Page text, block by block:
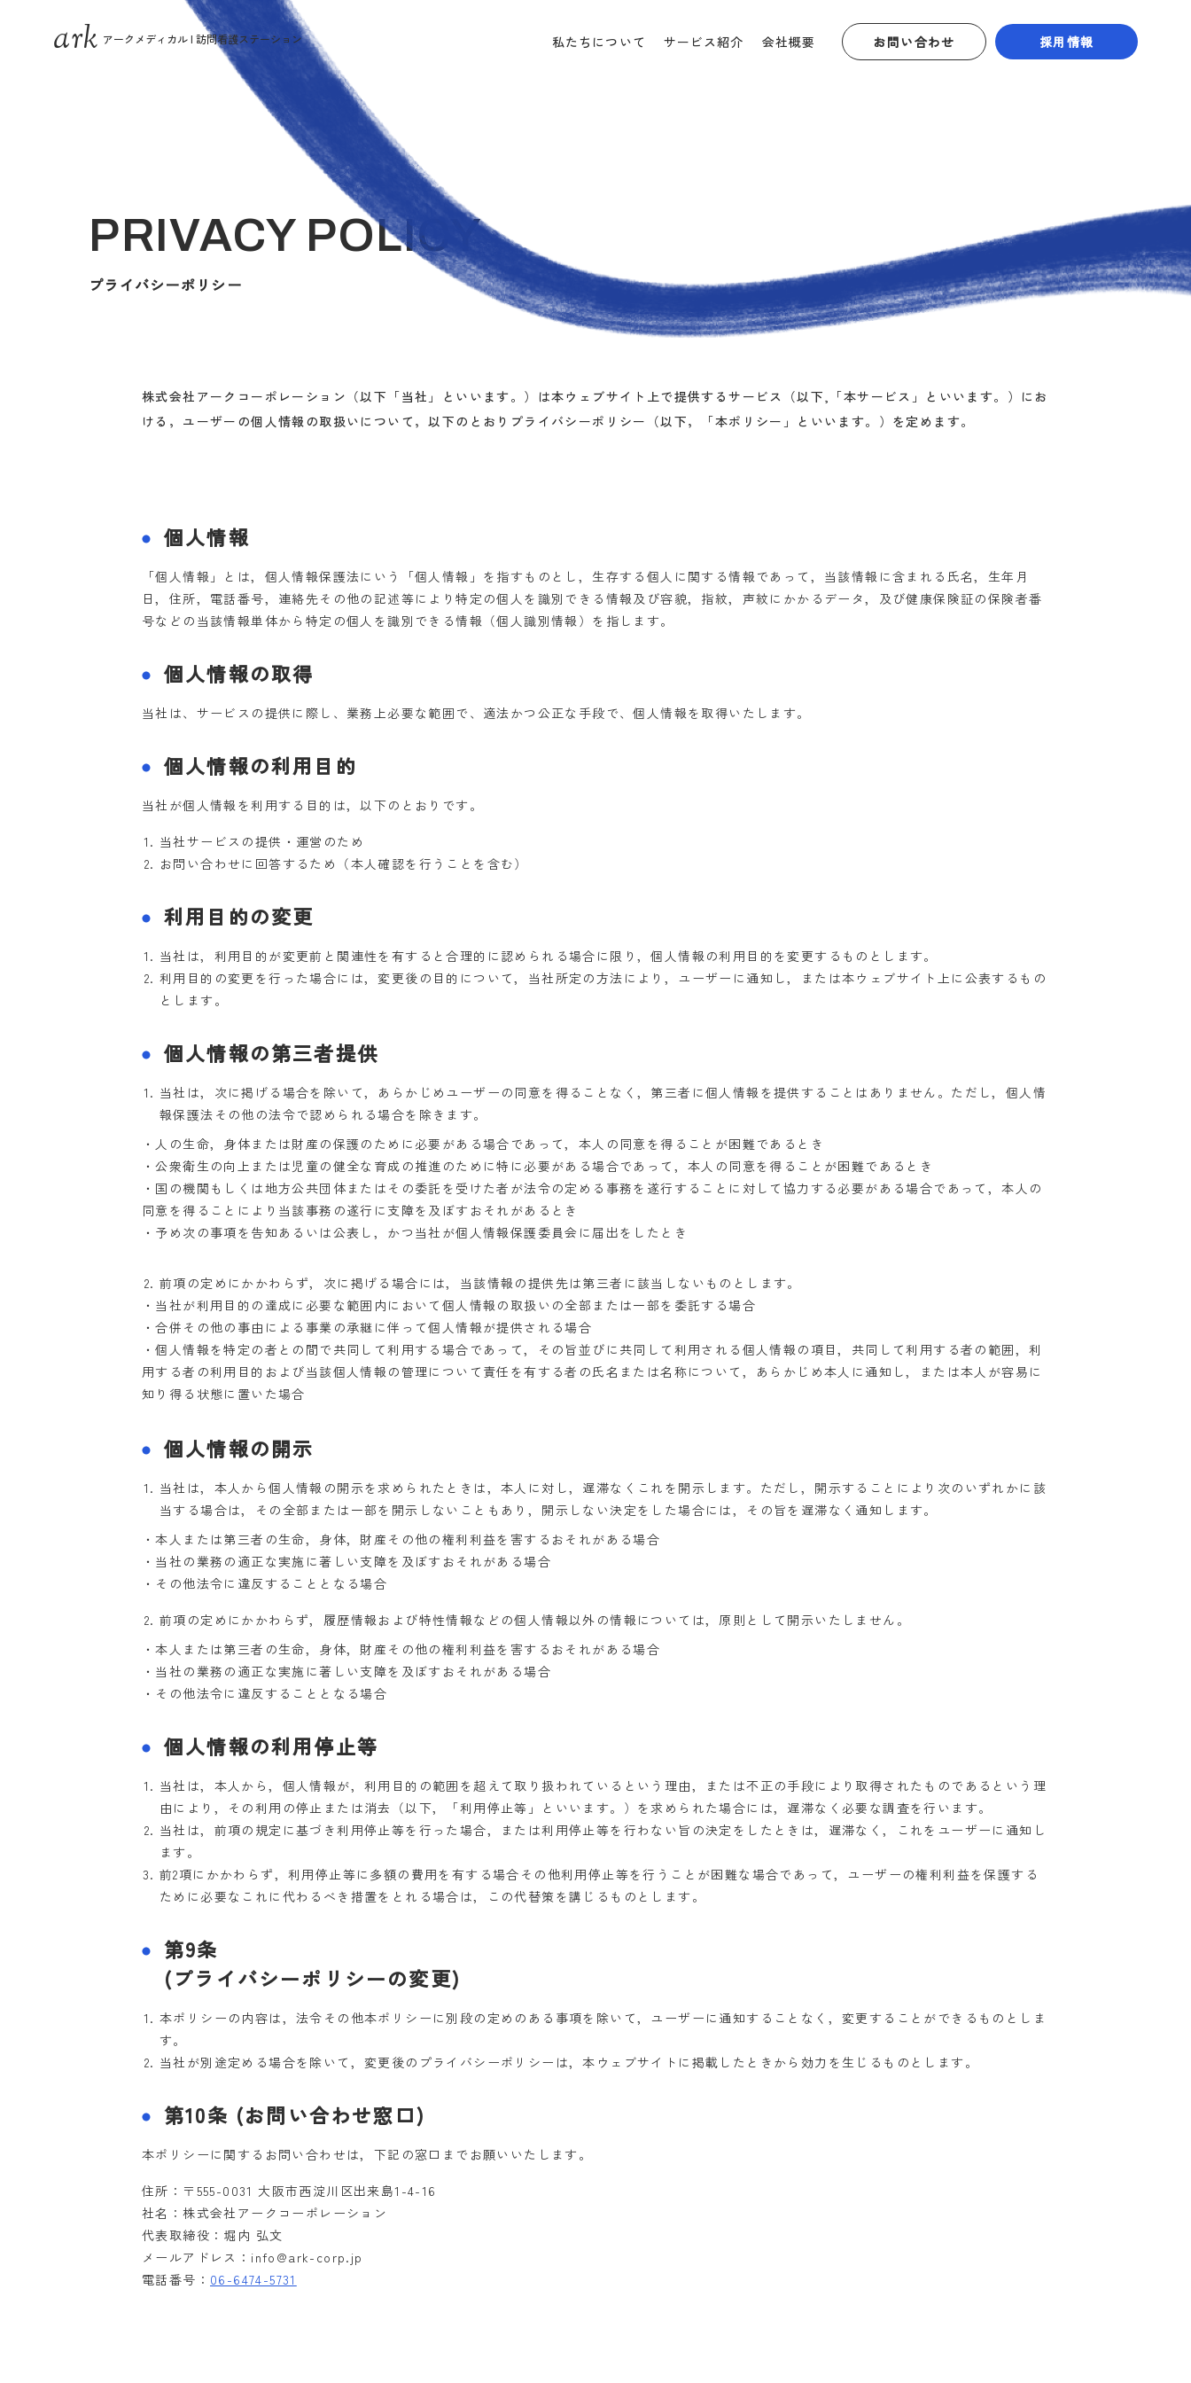
ark アークメディカル | 訪問看護ステーション 私たちについて サービス紹介 会社概要 お問い合わせ 採用情報
PRIVACY POLICY
プライバシーポリシー
株式会社アークコーポレーション（以下「当社」といいます。）は本ウェブサイト上で提供するサービス（以下,「本サービス」といいます。）にお
ける，ユーザーの個人情報の取扱いについて，以下のとおりプライバシーポリシー（以下，「本ポリシー」といいます。）を定めます。
個人情報
「個人情報」とは，個人情報保護法にいう「個人情報」を指すものとし，生存する個人に関する情報であって，当該情報に含まれる氏名，生年月
日，住所，電話番号，連絡先その他の記述等により特定の個人を識別できる情報及び容貌，指紋，声紋にかかるデータ，及び健康保険証の保険者番
号などの当該情報単体から特定の個人を識別できる情報（個人識別情報）を指します。
個人情報の取得
当社は、サービスの提供に際し、業務上必要な範囲で、適法かつ公正な手段で、個人情報を取得いたします。
個人情報の利用目的
当社が個人情報を利用する目的は，以下のとおりです。
当社サービスの提供・運営のため
お問い合わせに回答するため（本人確認を行うことを含む）
利用目的の変更
当社は，利用目的が変更前と関連性を有すると合理的に認められる場合に限り，個人情報の利用目的を変更するものとします。
利用目的の変更を行った場合には，変更後の目的について，当社所定の方法により，ユーザーに通知し，または本ウェブサイト上に公表するもの
とします。
個人情報の第三者提供
当社は，次に掲げる場合を除いて，あらかじめユーザーの同意を得ることなく，第三者に個人情報を提供することはありません。ただし，個人情
報保護法その他の法令で認められる場合を除きます。
・人の生命，身体または財産の保護のために必要がある場合であって，本人の同意を得ることが困難であるとき
・公衆衛生の向上または児童の健全な育成の推進のために特に必要がある場合であって，本人の同意を得ることが困難であるとき
・国の機関もしくは地方公共団体またはその委託を受けた者が法令の定める事務を遂行することに対して協力する必要がある場合であって，本人の
同意を得ることにより当該事務の遂行に支障を及ぼすおそれがあるとき
・予め次の事項を告知あるいは公表し，かつ当社が個人情報保護委員会に届出をしたとき
前項の定めにかかわらず，次に掲げる場合には，当該情報の提供先は第三者に該当しないものとします。
・当社が利用目的の達成に必要な範囲内において個人情報の取扱いの全部または一部を委託する場合
・合併その他の事由による事業の承継に伴って個人情報が提供される場合
・個人情報を特定の者との間で共同して利用する場合であって，その旨並びに共同して利用される個人情報の項目，共同して利用する者の範囲，利
用する者の利用目的および当該個人情報の管理について責任を有する者の氏名または名称について，あらかじめ本人に通知し，または本人が容易に
知り得る状態に置いた場合
個人情報の開示
当社は，本人から個人情報の開示を求められたときは，本人に対し，遅滞なくこれを開示します。ただし，開示することにより次のいずれかに該
当する場合は，その全部または一部を開示しないこともあり，開示しない決定をした場合には，その旨を遅滞なく通知します。
・本人または第三者の生命，身体，財産その他の権利利益を害するおそれがある場合
・当社の業務の適正な実施に著しい支障を及ぼすおそれがある場合
・その他法令に違反することとなる場合
前項の定めにかかわらず，履歴情報および特性情報などの個人情報以外の情報については，原則として開示いたしません。
・本人または第三者の生命，身体，財産その他の権利利益を害するおそれがある場合
・当社の業務の適正な実施に著しい支障を及ぼすおそれがある場合
・その他法令に違反することとなる場合
個人情報の利用停止等
当社は，本人から，個人情報が，利用目的の範囲を超えて取り扱われているという理由，または不正の手段により取得されたものであるという理
由により，その利用の停止または消去（以下，「利用停止等」といいます。）を求められた場合には，遅滞なく必要な調査を行います。
当社は，前項の規定に基づき利用停止等を行った場合，または利用停止等を行わない旨の決定をしたときは，遅滞なく，これをユーザーに通知し
ます。
前2項にかかわらず，利用停止等に多額の費用を有する場合その他利用停止等を行うことが困難な場合であって，ユーザーの権利利益を保護する
ために必要なこれに代わるべき措置をとれる場合は，この代替策を講じるものとします。
第9条
(プライバシーポリシーの変更)
本ポリシーの内容は，法令その他本ポリシーに別段の定めのある事項を除いて，ユーザーに通知することなく，変更することができるものとしま
す。
当社が別途定める場合を除いて，変更後のプライバシーポリシーは，本ウェブサイトに掲載したときから効力を生じるものとします。
第10条 (お問い合わせ窓口)
本ポリシーに関するお問い合わせは，下記の窓口までお願いいたします。
住所：〒555-0031 大阪市西淀川区出来島1-4-16
社名：株式会社アークコーポレーション
代表取締役：堀内 弘文
メールアドレス：info@ark-corp.jp
電話番号： 06-6474-5731